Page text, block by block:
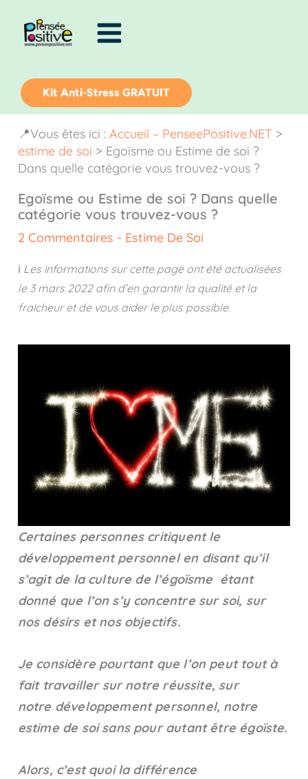
contenu
Kit Anti-Stress GRATUIT
📍Vous êtes ici : Accueil – PenseePositive.NET >
estime de soi > Egoïsme ou Estime de soi ?
Dans quelle catégorie vous trouvez-vous ?
Egoïsme ou Estime de soi ? Dans quelle
catégorie vous trouvez-vous ?
2 Commentaires - Estime De Soi
ℹ️ Les informations sur cette page ont été actualisées
le 3 mars 2022afin d’en garantir la qualité et la
fraicheur et de vous aider le plus possible.
Certaines personnes critiquent le
développement personnel en disant qu’il
s’agit de la culture de l’égoïsme étant
donné que l’on s’y concentre sur soi, sur
nos désirs et nos objectifs.
Je considère pourtant que l’on peut tout à
fait travailler sur notre réussite, sur
notre développement personnel, notre
estime de soi sans pour autant être égoïste.
Alors, c’est quoi la différence